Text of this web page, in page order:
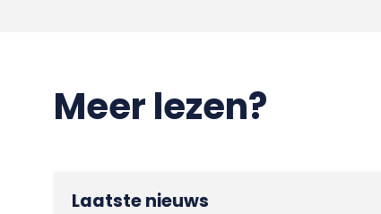
Meer lezen?
Laatste nieuws